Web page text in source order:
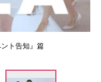
ント告知』篇